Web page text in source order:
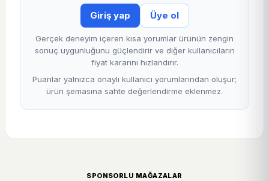
Giriş yap Üye ol
Gerçek deneyim içeren kısa yorumlar ürünün zengin
sonuç uygunluğunu güçlendirir ve diğer kullanıcıların
fiyat kararını hızlandırır.
Puanlar yalnızca onaylı kullanıcı yorumlarından oluşur;
ürün şemasına sahte değerlendirme eklenmez.
SPONSORLU MAĞAZALAR